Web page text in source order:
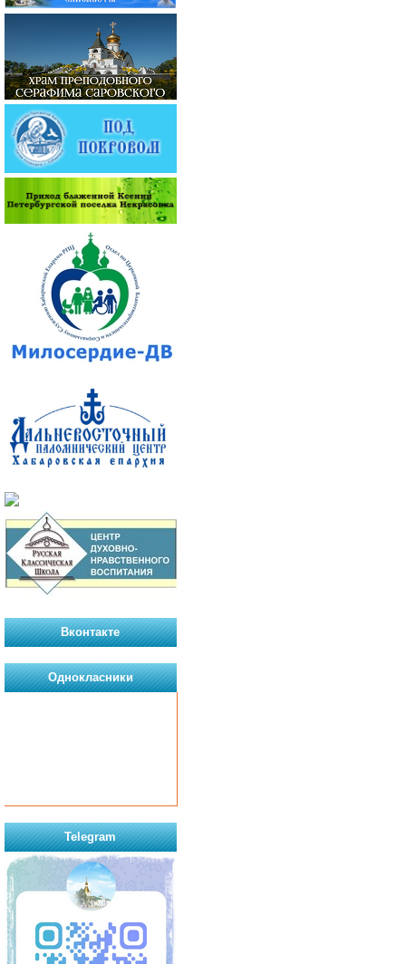
Вконтакте
Однокласники
Telegram